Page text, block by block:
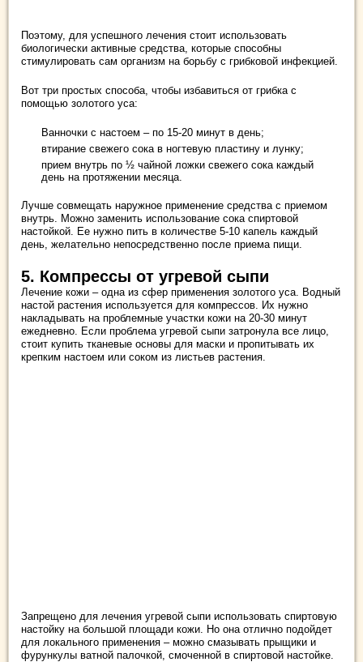
Поэтому, для успешного лечения стоит использовать
биологически активные средства, которые способны
стимулировать сам организм на борьбу с грибковой инфекцией.
Вот три простых способа, чтобы избавиться от грибка с
помощью золотого уса:
Ванночки с настоем – по 15-20 минут в день;
втирание свежего сока в ногтевую пластину и лунку;
прием внутрь по ½ чайной ложки свежего сока каждый
день на протяжении месяца.
Лучше совмещать наружное применение средства с приемом
внутрь. Можно заменить использование сока спиртовой
настойкой. Ее нужно пить в количестве 5-10 капель каждый
день, желательно непосредственно после приема пищи.
5. Компрессы от угревой сыпи
Лечение кожи – одна из сфер применения золотого уса. Водный
настой растения используется для компрессов. Их нужно
накладывать на проблемные участки кожи на 20-30 минут
ежедневно. Если проблема угревой сыпи затронула все лицо,
стоит купить тканевые основы для маски и пропитывать их
крепким настоем или соком из листьев растения.
Запрещено для лечения угревой сыпи использовать спиртовую
настойку на большой площади кожи. Но она отлично подойдет
для локального применения – можно смазывать прыщики и
фурункулы ватной палочкой, смоченной в спиртовой настойке.